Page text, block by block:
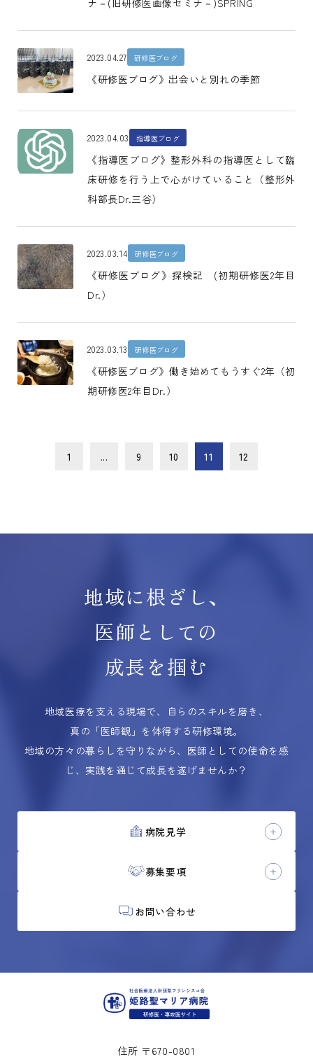
ナ－(旧研修医画像セミナ－)SPRING
2023.04.27 研修医ブログ
《研修医ブログ》出会いと別れの季節
2023.04.03 指導医ブログ
《指導医ブログ》整形外科の指導医として臨
床研修を行う上で心がけていること（整形外
科部長Dr.三谷）
2023.03.14 研修医ブログ
《研修医ブログ》探検記 (初期研修医2年目
Dr.）
2023.03.13 研修医ブログ
《研修医ブログ》働き始めてもうすぐ2年（初
期研修医2年目Dr.）
1 ... 9 10 11 12
地域に根ざし、
医師としての
成長を掴む
地域医療を支える現場で、自らのスキルを磨き、
真の「医師観」を体得する研修環境。
地域の方々の暮らしを守りながら、医師としての使命を感
じ、実践を通じて成長を遂げませんか？
病院見学
募集要項
お問い合わせ
住所 〒670-0801